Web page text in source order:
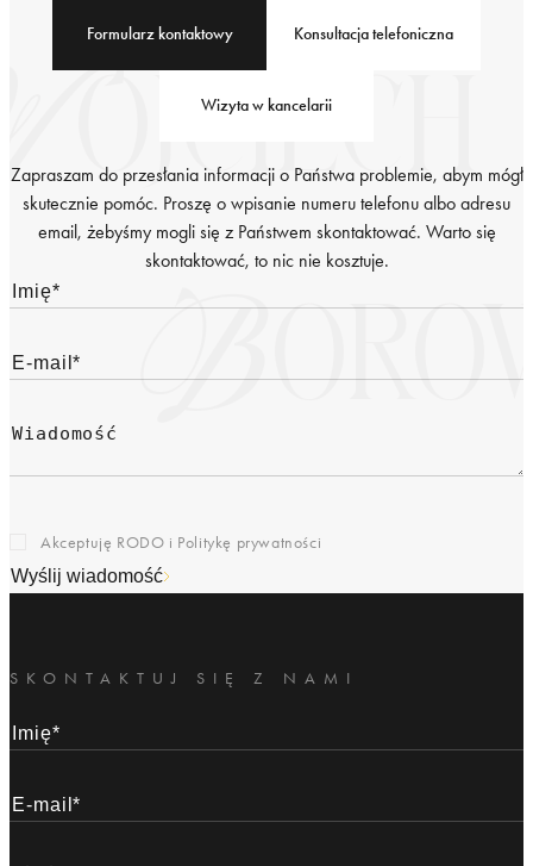
Formularz kontaktowy Konsultacja telefoniczna
Wizyta w kancelarii
Zapraszam do przesłania informacji o Państwa problemie, abym mógł
skutecznie pomóc. Proszę o wpisanie numeru telefonu albo adresu
email, żebyśmy mogli się z Państwem skontaktować. Warto się
skontaktować, to nic nie kosztuje.
Akceptuję RODO i Politykę prywatności
Wyślij wiadomość
SKONTAKTUJ SIĘ Z NAMI